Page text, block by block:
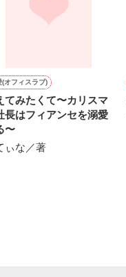
作品を読む
(オフィスラブ)
てみたくて〜カリスマ
長はフィアンセを溺愛
〜
ぃな／著